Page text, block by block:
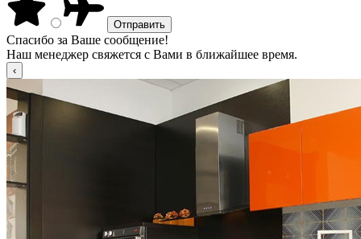
Спасибо за Ваше сообщение!
Наш менеджер свяжется с Вами в ближайшее время.